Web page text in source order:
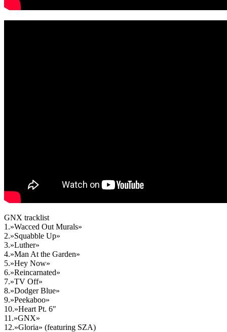
GNX tracklist
1.»Wacced Out Murals»
2.»Squabble Up»
3.»Luther»
4.»Man At the Garden»
5.»Hey Now»
6.»Reincarnated»
7.»TV Off»
8.»Dodger Blue»
9.»Peekaboo»
10.»Heart Pt. 6″
11.»GNX»
12.»Gloria» (featuring SZA)